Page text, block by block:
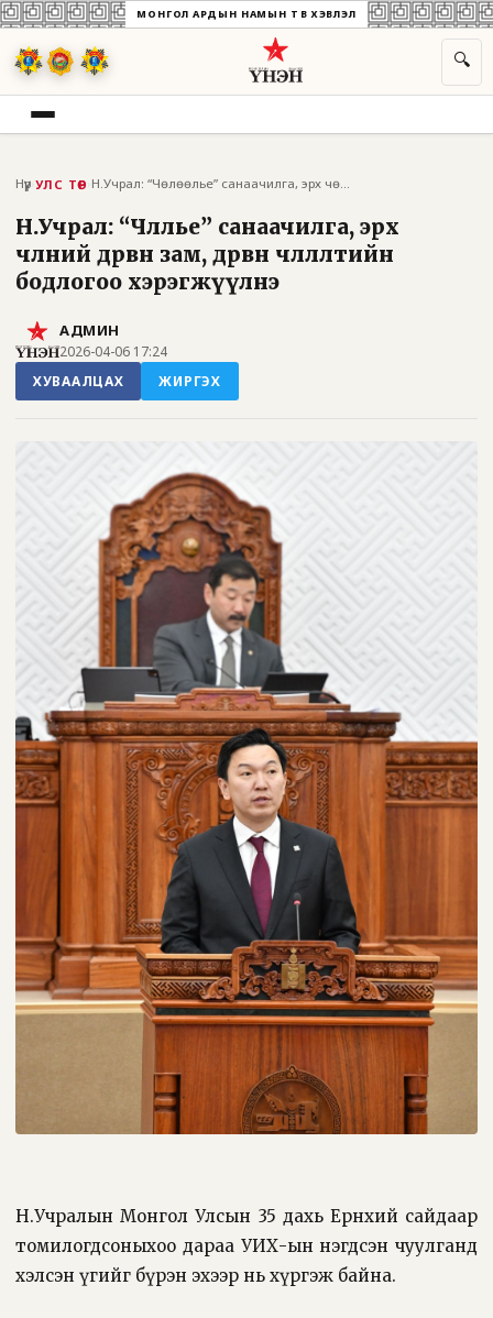
МОНГОЛ АРДЫН НАМЫН ТӨВ ХЭВЛЭЛ
🔍
Нүүр УЛС ТӨР Н.Учрал: “Чөлөөлье” санаачилга, эрх чөлө...
Н.Учрал: “Чөлөөлье” санаачилга, эрх
чөлөөний дөрвөн зам, дөрвөн чөлөөлөлтийн
бодлогоо хэрэгжүүлнэ
АДМИН
2026-04-06 17:24
ХУВААЛЦАХ
ЖИРГЭХ
Н.Учралын Монгол Улсын 35 дахь Ерөнхий сайдаар
томилогдсоныхоо дараа УИХ-ын нэгдсэн чуулганд
хэлсэн үгийг бүрэн эхээр нь хүргэж байна.